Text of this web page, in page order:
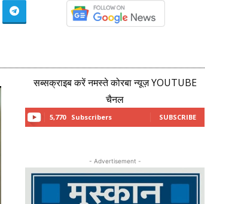
सब्सक्राइब करें नमस्ते कोरबा न्यूज़ YOUTUBE
चैनल
5,770 Subscribers SUBSCRIBE
- Advertisement -